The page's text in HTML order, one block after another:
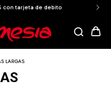
GRATIS A TODO EL PAÍS a partir
LARGAS